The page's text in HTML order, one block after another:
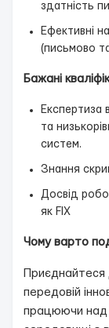
здатність
Ефективні
(письмово
Бажані
Експертиза
та
систем.
Знання
Досвід
як FIX
Чому варто
передовій
працюючи над